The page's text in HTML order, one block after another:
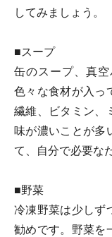
してみましょう。
■スープ
缶のスープ、真
色々な食材が入っ
繊維、ビタミン、
味が濃いことが多
て、自分で必要な
■野菜
冷凍野菜は少しず
勧めです。野菜を